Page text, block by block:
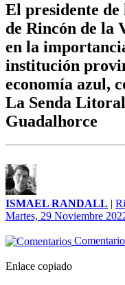
El presidente
de Rincón de la
en la
institución
economía azul,
La Senda
Guadalhorce
ISMAEL RANDALL |
Martes, 29 Noviembre
Enlace copiado